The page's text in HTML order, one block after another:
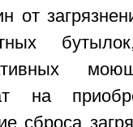
от
на
сброса